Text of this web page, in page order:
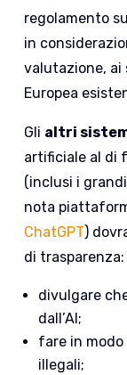
regolamento
in
valutazione, ai
Europea
Gli altri
artificiale al di
(inclusi i
nota
ChatGPT)
di trasparenza:
divulgare
dall’AI;
fare in
illegali;